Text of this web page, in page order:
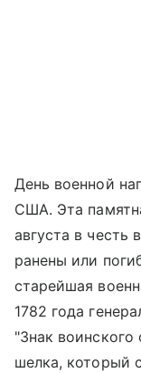
День военной
США. Эта
августа в честь
ранены или
старейшая
1782 года
"Знак
шелка, который